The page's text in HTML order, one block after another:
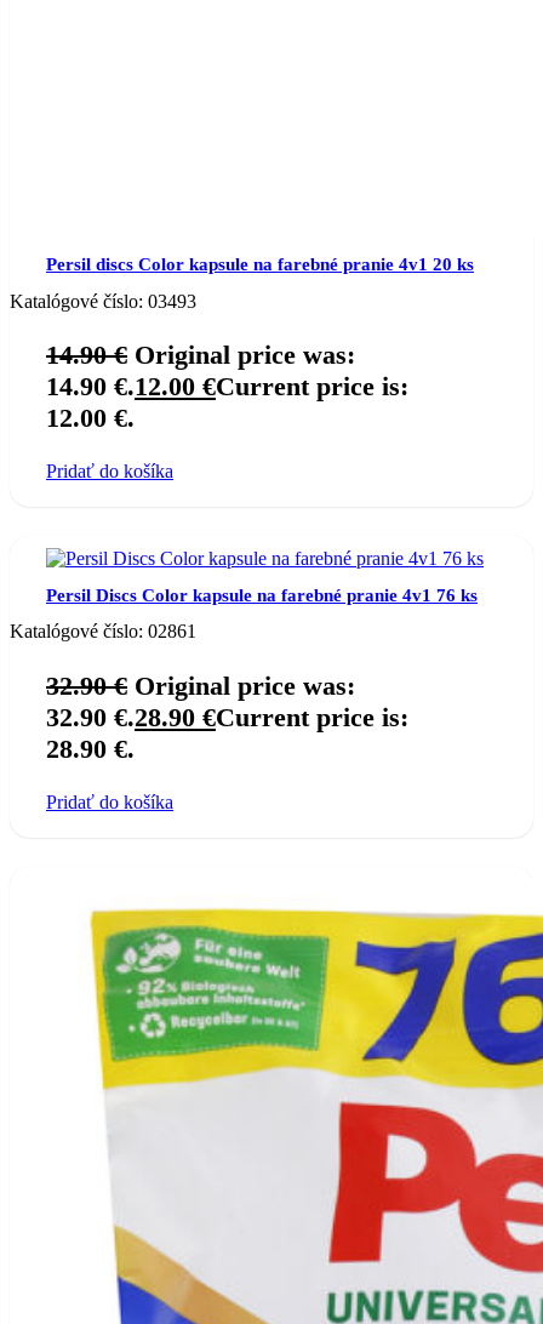
Persil discs Color kapsule na farebné pranie 4v1 20 ks
Katalógové číslo: 03493
14.90€ Original price was:
14.90 €.12.00 €Current price is:
12.00 €.
Pridať do košíka
Persil Discs Color kapsule na farebné pranie 4v1 76 ks
Katalógové číslo: 02861
32.90€ Original price was:
32.90 €.28.90 €Current price is:
28.90 €.
Pridať do košíka